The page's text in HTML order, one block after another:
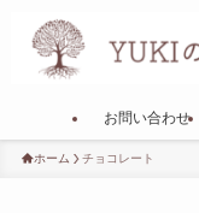
お問い合わせ
ホーム チョコレート